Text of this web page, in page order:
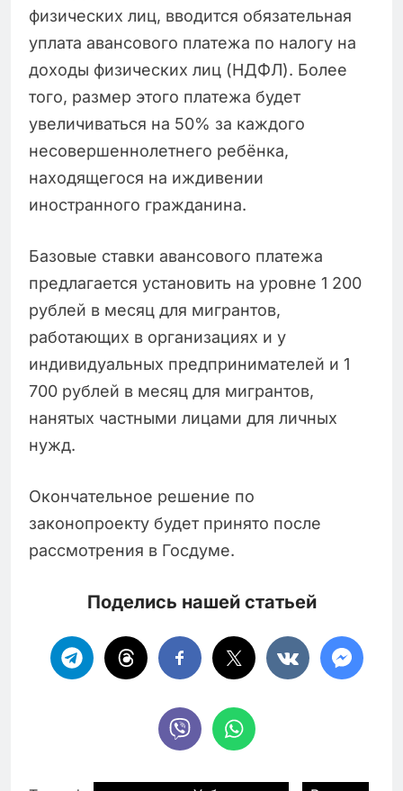
физических лиц, вводится обязательная
уплата авансового платежа по налогу на
доходы физических лиц (НДФЛ). Более
того, размер этого платежа будет
увеличиваться на 50% за каждого
несовершеннолетнего ребёнка,
находящегося на иждивении
иностранного гражданина.
Базовые ставки авансового платежа
предлагается установить на уровне 1 200
рублей в месяц для мигрантов,
работающих в организациях и у
индивидуальных предпринимателей и 1
700 рублей в месяц для мигрантов,
нанятых частными лицами для личных
нужд.
Окончательное решение по
законопроекту будет принято после
рассмотрения в Госдуме.
Поделись нашей статьей